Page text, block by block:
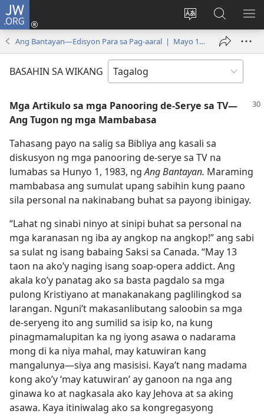
JW.ORG
Baguhin
ang
ng
Mag-
log
(may
bubukas
window)
sa
JW.ORG
Ang Bantayan—Edisyon Para sa Pag-aaral | Mayo 15, 1984
BASAHIN SA WIKANG
Mga Artikulo sa mga Panooring de-Serye sa TV—
Ang Tugon ng mga Mambabasa
Tahasang payo na salig sa Bibliya ang kasali sa
diskusyon ng mga panooring de-serye sa TV na
lumabas sa Hunyo 1, 1983, ngAng Bantayan. Maraming
mambabasa ang sumulat upang sabihin kung paano
sila personal na nakinabang buhat sa payong ibinigay.
“Lahat ng sinabi ninyo at sinipi buhat sa personal na
mga karanasan ng iba ay angkop na angkop!” ang sabi
sa sulat ng isang babaing Saksi sa Canada. “May 13
taon na ako’y naging isang soap-opera addict. Ang
akala ko’y panatag ako sa basta pagdalo sa mga
pulong Kristiyano at manakanakang paglilingkod sa
larangan. Nguni’t makasanlibutang saloobin sa mga
de-seryeng ito ang sumilid sa isip ko, na kung
pinagmamalupitan ka ng iyong asawa o nadarama
mong di ka niya mahal, may katuwiran kang
mangalunya—siya ang masisisi. Kaya’t nang madama
kong ako’y ‘may katuwiran’ ay ganoon na nga ang
ginawa ko at nagkasala ako kay Jehova at sa aking
asawa. Kaya itiniwalag ako sa kongregasyong